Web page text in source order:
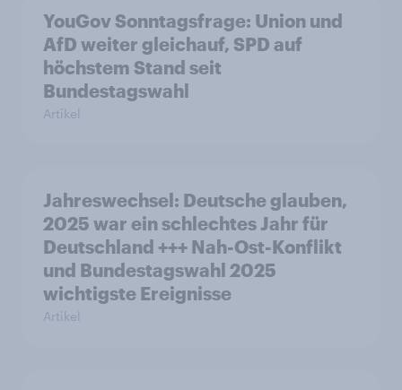
YouGov Sonntagsfrage: Union und
AfD weiter gleichauf, SPD auf
höchstem Stand seit
Bundestagswahl
Artikel
Jahreswechsel: Deutsche glauben,
2025 war ein schlechtes Jahr für
Deutschland +++ Nah-Ost-Konflikt
und Bundestagswahl 2025
wichtigste Ereignisse
Artikel